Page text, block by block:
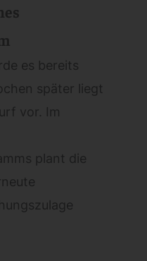
es bereits
später liegt
vor. Im
plant die